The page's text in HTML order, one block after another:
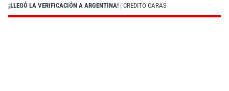
¡LLEGÓ LA VERIFICACIÓN A ARGENTINA! | CREDITO CARAS